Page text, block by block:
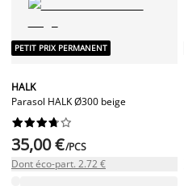
PETIT PRIX PERMANENT
HALK
Parasol HALK Ø300 beige






35,00 €/PCS
Dont éco-part. 2.72 €